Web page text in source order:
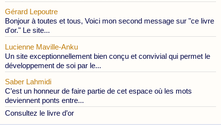
Gérard Lepoutre
Bonjour à toutes et tous, Voici mon second message sur "ce livre
d'or." Le site...
Lucienne Maville-Anku
Un site exceptionnellement bien conçu et convivial qui permet le
développement de soi par le...
Saber Lahmidi
C’est un honneur de faire partie de cet espace où les mots
deviennent ponts entre...
Consultez le livre d’or